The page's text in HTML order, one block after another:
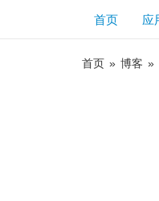
首页 应
首页 » 博客 »